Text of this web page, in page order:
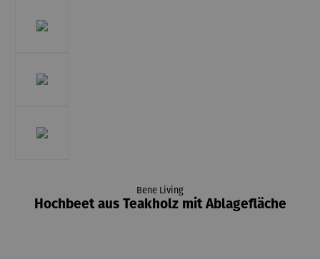
Bene Living
Hochbeet aus Teakholz mit Ablagefläche